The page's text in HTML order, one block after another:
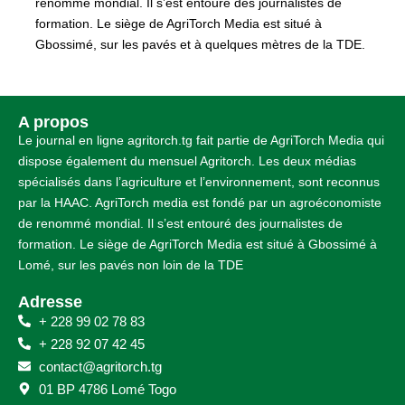
formation. Le siège de AgriTorch Media est situé à
Gbossimé, sur les pavés et à quelques mètres de la TDE.
A propos
Le journal en ligne agritorch.tg fait partie de AgriTorch Media qui
dispose également du mensuel Agritorch. Les deux médias
spécialisés dans l’agriculture et l’environnement, sont reconnus
par la HAAC. AgriTorch media est fondé par un agroéconomiste
de renommé mondial. Il s’est entouré des journalistes de
formation. Le siège de AgriTorch Media est situé à Gbossimé à
Lomé, sur les pavés non loin de la TDE
Adresse
+ 228 99 02 78 83
+ 228 92 07 42 45
contact@agritorch.tg
01 BP 4786 Lomé Togo